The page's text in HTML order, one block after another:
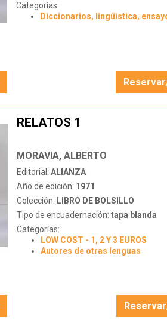
Categorías:
Diccionarios, lingüística,
RELATOS 1
MORAVIA, ALBERTO
Editorial: ALIANZA
Año de edición: 1971
Colección: LIBRO DE BOLSILLO
Tipo de encuadernación: tapa blanda
Categorías:
LOW COST - 1, 2 Y 3 EUROS
Autores de otras lenguas